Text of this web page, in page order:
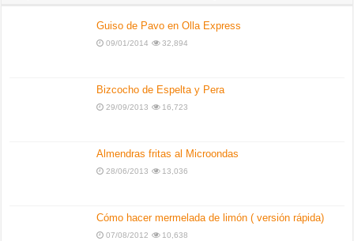
Guiso de Pavo en Olla Express
09/01/2014 32,894
Bizcocho de Espelta y Pera
29/09/2013 16,723
Almendras fritas al Microondas
28/06/2013 13,036
Cómo hacer mermelada de limón ( versión rápida)
07/08/2012 10,638